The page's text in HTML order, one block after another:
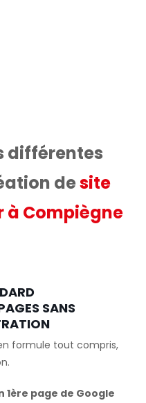
différentes
desite
à Compiègne
SANS
formule tout compris,
page de Google